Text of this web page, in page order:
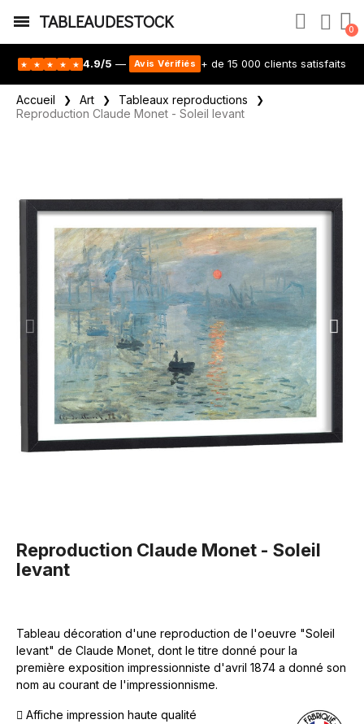
TABLEAUDESTOCK
★ ★ ★ ★ ★ 4.9/5 — Avis Vérifiés + de 15 000 clients satisfaits
Accueil Art
Tableaux reproductions
Reproduction Claude Monet - Soleil levant
Reproduction Claude Monet - Soleil
levant
Tableau décoration d'une reproduction de l'oeuvre "Soleil
levant" de Claude Monet, dont le titre donné pour la
première exposition impressionniste d'avril 1874 a donné son
nom au courant de l'impressionnisme.
Affiche impression haute qualité